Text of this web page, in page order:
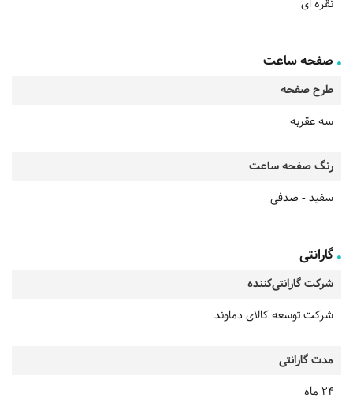
نقره ای
صفحه ساعت
طرح صفحه
سه عقربه
رنگ صفحه ساعت
سفید - صدفی
گارانتی
شرکت گارانتی‌کننده
شرکت توسعه کالای دماوند
مدت گارانتی
24 ماه